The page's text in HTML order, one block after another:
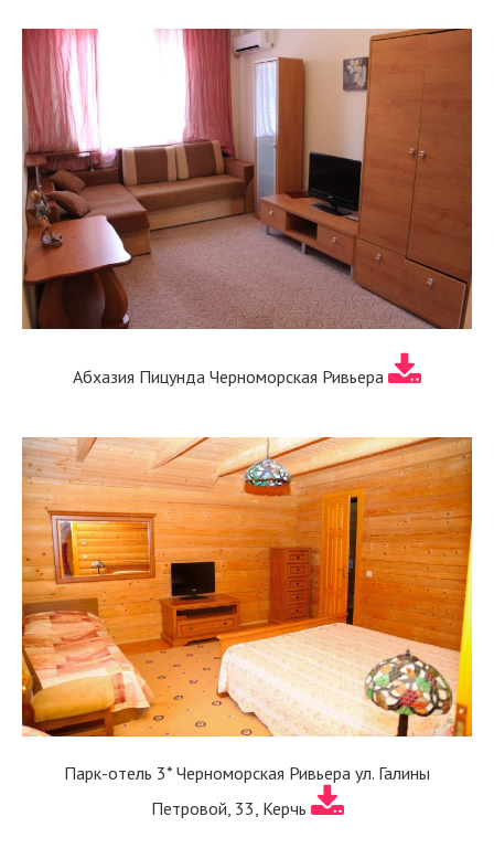
Абхазия Пицунда Черноморская Ривьера
Парк-отель 3* Черноморская Ривьера ул. Галины
Петровой, 33, Керчь